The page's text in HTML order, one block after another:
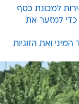
למכונת כסף
כדי למזער את
ואת הזוגיות